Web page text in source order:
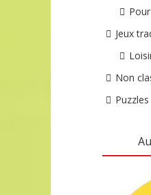
Jeux
Non
Puzzles